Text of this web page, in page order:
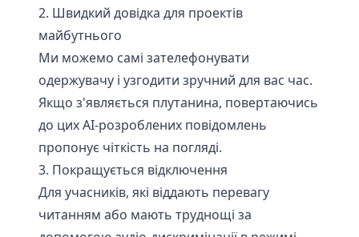
2. Швидкий довідка для проектів
майбутнього
Ми можемо самі зателефонувати
одержувачу і узгодити зручний для вас час.
Якщо з'являється плутанина, повертаючись
до цих AI-розроблених повідомлень
пропонує чіткість на погляді.
3. Покращується відключення
Для учасників, які віддають перевагу
читанням або мають труднощі за